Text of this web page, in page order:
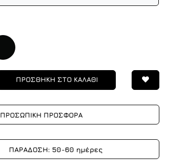
ΠΡΟΣΘΗΚΗ ΣΤΟ ΚΑΛΑΘΙ
ΠΡΟΣΩΠΙΚΗ ΠΡΟΣΦΟΡΑ
ΠΑΡΑΔΟΣΗ: 50-60 ημέρες